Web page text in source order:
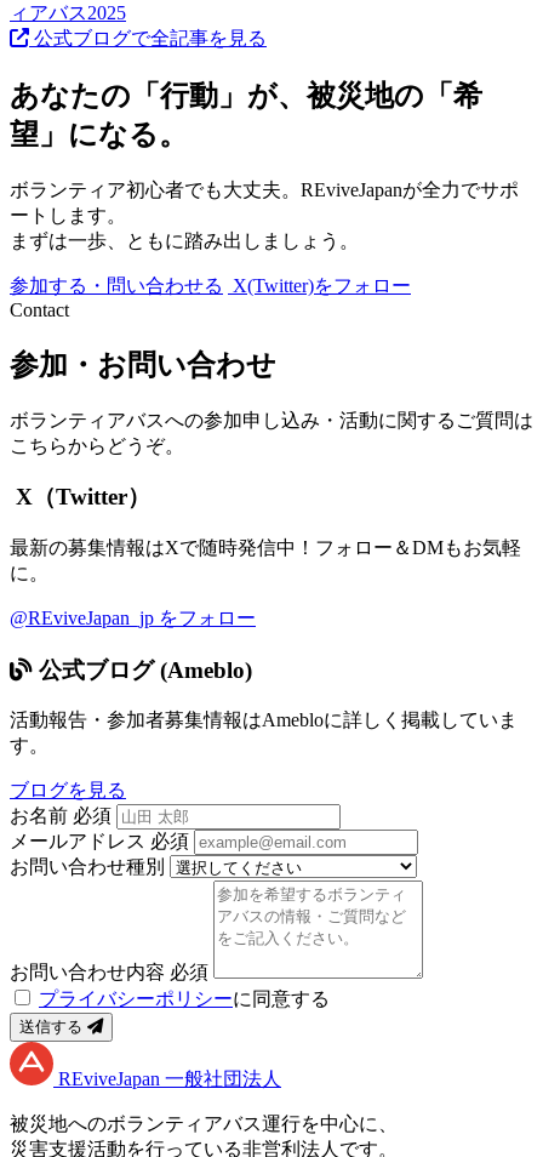
ィアバス2025
公式ブログで全記事を見る
あなたの「行動」が、被災地の「希
望」になる。
ボランティア初心者でも大丈夫。REviveJapanが全力でサポ
ートします。
まずは一歩、ともに踏み出しましょう。
参加する・問い合わせる
X(Twitter)をフォロー
Contact
参加・お問い合わせ
ボランティアバスへの参加申し込み・活動に関するご質問は
こちらからどうぞ。
X（Twitter）
最新の募集情報はXで随時発信中！フォロー＆DMもお気軽
に。
@REviveJapan_jp をフォロー
公式ブログ (Ameblo)
活動報告・参加者募集情報はAmebloに詳しく掲載していま
す。
ブログを見る
お名前 必須
メールアドレス 必須
お問い合わせ種別
お問い合わせ内容 必須
プライバシーポリシーに同意する
送信する
REviveJapan 一般社団法人
被災地へのボランティアバス運行を中心に、
災害支援活動を行っている非営利法人です。